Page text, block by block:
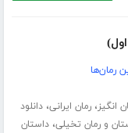
رمان‌ها
انگیز،رمان ایرانی،دانلود
و رمان تخیلی،داستان